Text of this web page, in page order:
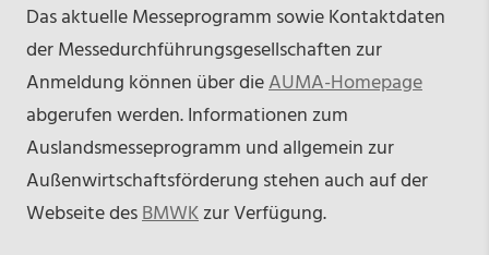
Das aktuelle Messeprogramm sowie Kontaktdaten
der Messedurchführungsgesellschaften zur
Anmeldung können über dieAUMA-Homepage
abgerufen werden. Informationen zum
Auslandsmesseprogramm und allgemein zur
Außenwirtschaftsförderung stehen auch auf der
Webseite desBMWKzur Verfügung.